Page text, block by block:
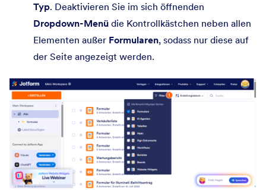
Typ. Deaktivieren Sie im sich öffnenden
Dropdown-Menü die Kontrollkästchen neben allen
Elementen außer Formularen, sodass nur diese auf
der Seite angezeigt werden.